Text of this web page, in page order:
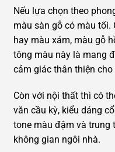
Nếu lựa chọn theo
màu sàn gỗ có màu tối.
hay màu xám, màu gỗ
tông màu này là mang
cảm giác thân thiện
Còn với nội thất thì có
văn cầu kỳ, kiểu dáng
tone màu đậm và trung
không gian ngôi nhà.